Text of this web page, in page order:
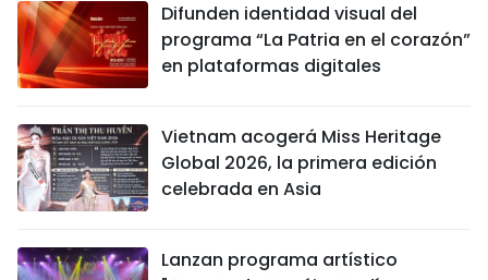
Difunden identidad visual del
programa “La Patria en el corazón”
en plataformas digitales
Vietnam acogerá Miss Heritage
Global 2026, la primera edición
celebrada en Asia
Lanzan programa artístico